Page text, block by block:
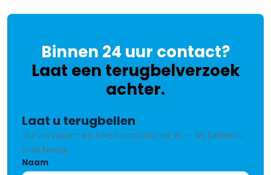
Binnen 24 uur contact?
Laat een terugbelverzoek
achter.
Laat u terugbellen
Vul uw naam en telefoonnummer in — wij bellen u
snel terug.
Naam